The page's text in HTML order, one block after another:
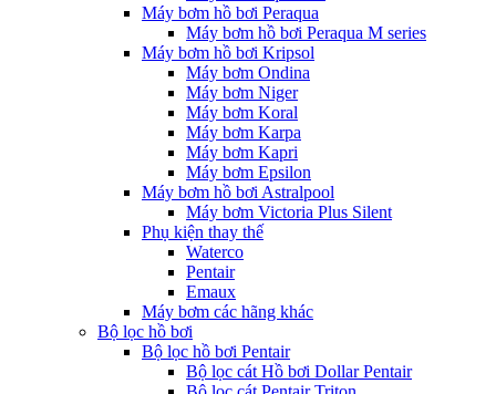
Máy bơm hồ bơi Peraqua
Máy bơm hồ bơi Peraqua M series
Máy bơm hồ bơi Kripsol
Máy bơm Ondina
Máy bơm Niger
Máy bơm Koral
Máy bơm Karpa
Máy bơm Kapri
Máy bơm Epsilon
Máy bơm hồ bơi Astralpool
Máy bơm Victoria Plus Silent
Phụ kiện thay thế
Waterco
Pentair
Emaux
Máy bơm các hãng khác
Bộ lọc hồ bơi
Bộ lọc hồ bơi Pentair
Bộ lọc cát Hồ bơi Dollar Pentair